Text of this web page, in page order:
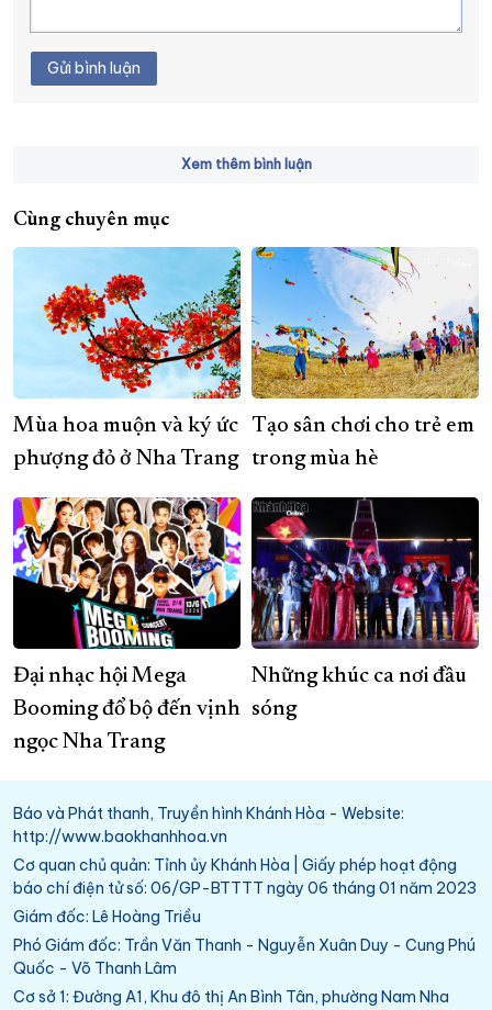
Gửi bình luận
Xem thêm bình luận
Cùng chuyên mục
Mùa hoa muộn và ký ức
phượng đỏ ở Nha Trang
Tạo sân chơi cho trẻ em
trong mùa hè
Đại nhạc hội Mega
Booming đổ bộ đến vịnh
ngọc Nha Trang
Những khúc ca nơi đầu
sóng
Báo và Phát thanh, Truyền hình Khánh Hòa - Website:
http://www.baokhanhhoa.vn
Cơ quan chủ quản: Tỉnh ủy Khánh Hòa | Giấy phép hoạt động
báo chí điện tử số: 06/GP-BTTTT ngày 06 tháng 01 năm 2023
Giám đốc: Lê Hoàng Triều
Phó Giám đốc: Trần Văn Thanh - Nguyễn Xuân Duy - Cung Phú
Quốc - Võ Thanh Lâm
Cơ sở 1: Đường A1, Khu đô thị An Bình Tân, phường Nam Nha